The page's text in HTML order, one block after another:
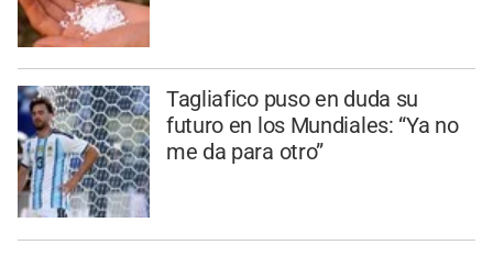
Tagliafico puso en duda su
futuro en los Mundiales: “Ya no
me da para otro”